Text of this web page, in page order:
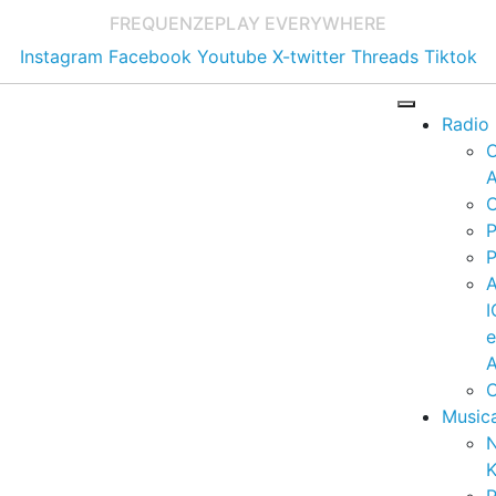
FREQUENZEPLAY EVERYWHERE
Instagram Facebook Youtube X-twitter Threads Tiktok
Radio
e